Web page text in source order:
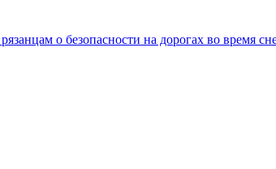
о безопасности на дорогах во время